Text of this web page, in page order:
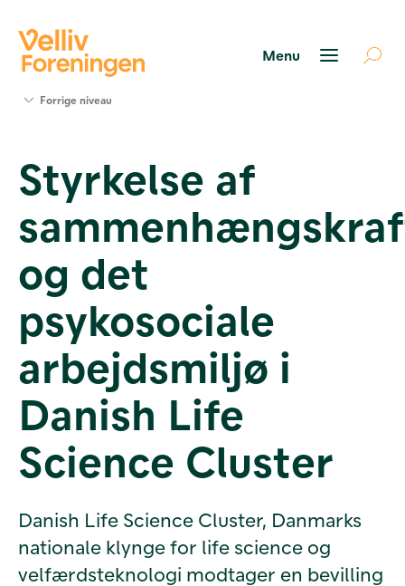
Værktøjer
og viden
Foreningen
os
Forrige niveau
Styrkelse af
og det
psykosociale
arbejdsmiljø i
Danish Life
Science Cluster
Danish Life Science Cluster, Danmarks
nationale klynge for life science og
velfærdsteknologi modtager en bevilling